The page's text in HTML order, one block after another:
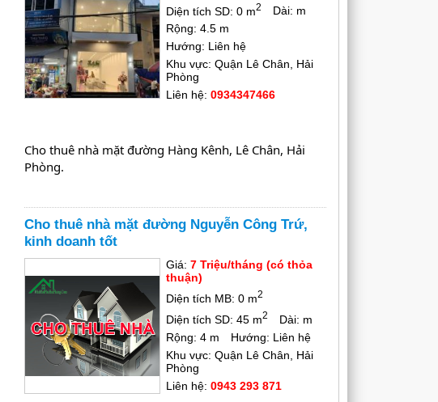
Diện tích SD: 0 m2
Dài: m
Rộng: 4.5 m
Hướng: Liên hệ
Khu vực: Quận Lê Chân, Hải
Phòng
Liên hệ:0934347466
Cho thuê nhà mặt đường Hàng Kênh, Lê Chân, Hải
Phòng.
Nhà vị trí đẹp với diện tích 140m2, ngang 4.5m. Nhà
gần ngã 3 Khánh Nạp, đỗ được ô tô, kinh doanh tốt.
Nhà xây mới, cho thuê tàng 1 + 2
Giá 39 triệu/tháng.
Cho thuê nhà mặt đường Nguyễn Công Trứ,
kinh doanh tốt
Giá:7 Triệu/tháng (có thỏa
thuận)
Diện tích MB: 0 m2
Diện tích SD: 45 m2
Dài: m
Rộng: 4 m
Hướng: Liên hệ
Khu vực: Quận Lê Chân, Hải
Phòng
Liên hệ:0943 293 871